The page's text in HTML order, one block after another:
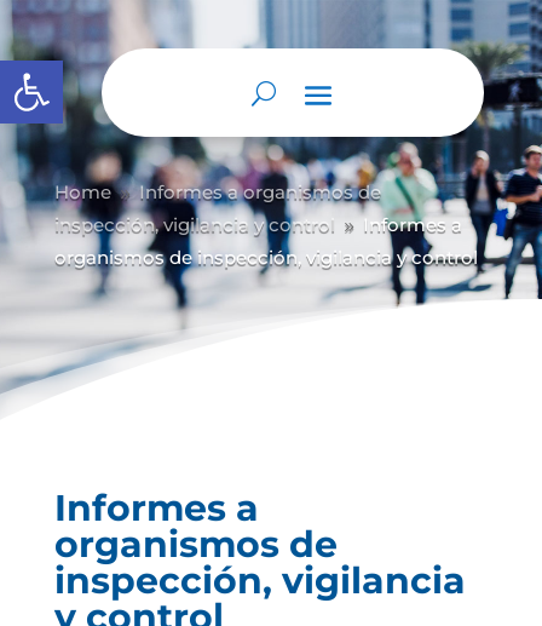
Abrir barra de herramientas
Home 9 Informes a organismos de
inspección, vigilancia y control 9
Informes a
organismos de inspección, vigilancia y control
Informes a
organismos de
inspección, vigilancia
y control